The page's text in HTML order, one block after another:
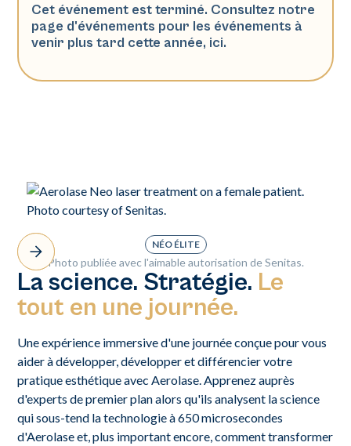
Cet événement est terminé. Consultez notre
page d'événements pour les événements à
venir plus tard cette année, ici.
La science. Stratégie. Le
tout en une journée.
Une expérience immersive d'une journée conçue pour vous
aider à développer, développer et différencier votre
pratique esthétique avec Aerolase. Apprenez auprès
d'experts de premier plan alors qu'ils analysent la science
qui sous-tend la technologie à 650 microsecondes
d'Aerolase et, plus important encore, comment transformer
NÉO ÉLITE
Photo publiée avec l'aimable autorisation de Senitas.